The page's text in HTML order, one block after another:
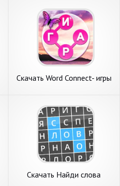
Скачать Word Connect- игры
Скачать Найди слова